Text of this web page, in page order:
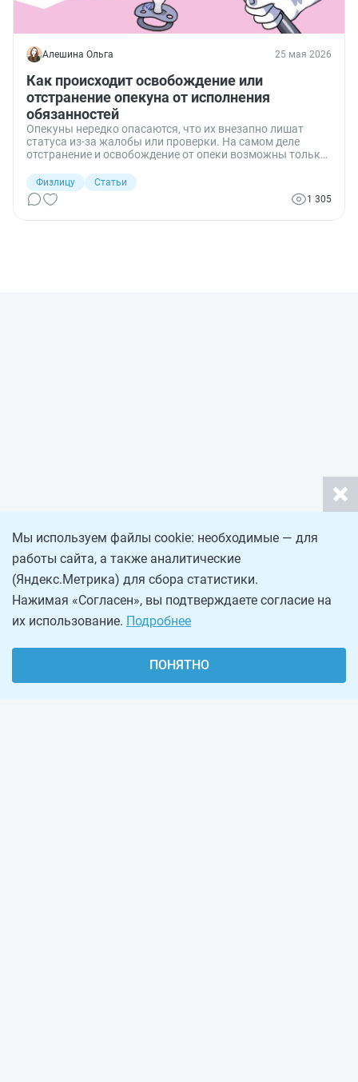
Алешина Ольга 25 мая 2026
Как происходит освобождение или
отстранение опекуна от исполнения
обязанностей
Опекуны нередко опасаются, что их внезапно лишат
статуса из‑за жалобы или проверки. На самом деле
отстранение и освобождение от опеки возможны только
опека прекращается автоматически, как опекун может
отказаться от обязанностей и в каких ситуациях орган
опеки вправе его отстранить.
Физлицу
Статьи
1 305
Мы используем файлы cookie: необходимые — для
работы сайта, а также аналитические
(Яндекс.Метрика) для сбора статистики.
Нажимая «Согласен», вы подтверждаете согласие на
их использование. Подробнее
ПОНЯТНО